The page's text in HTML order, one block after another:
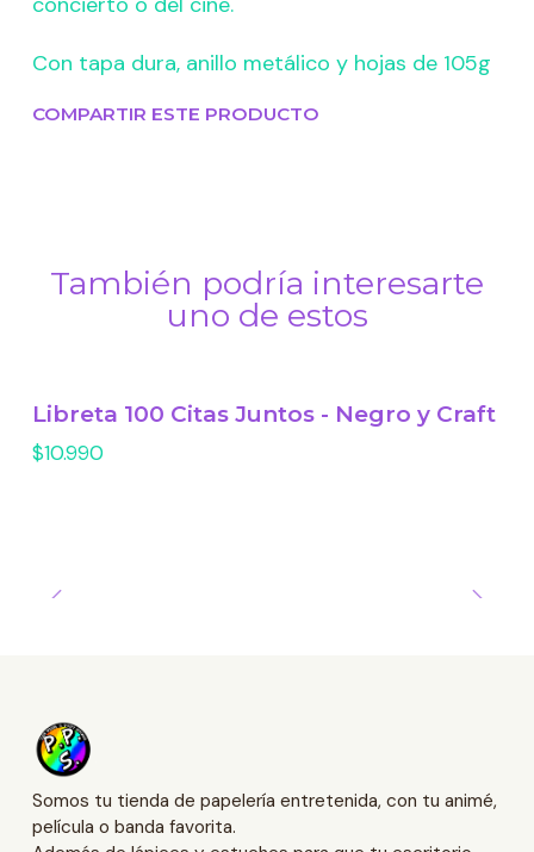
Con tapa dura, anillo metálico y hojas de 105g
COMPARTIR ESTE PRODUCTO
También podría interesarte
uno de estos
Libreta 100 Citas Juntos - Negro y Craft
$10.990
Somos tu tienda de papelería entretenida, con tu animé,
película o banda favorita.